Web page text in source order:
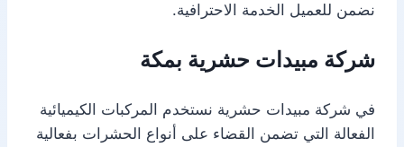
نضمن للعميل الخدمة الاحترافية.
شركة مبيدات حشرية بمكة
في شركة مبيدات حشرية نستخدم المركبات الكيميائية
الفعالة التي تضمن القضاء على أنواع الحشرات بفعالية